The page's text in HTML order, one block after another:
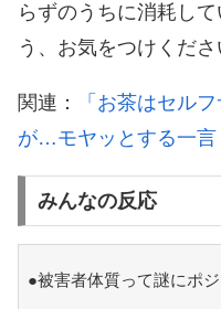
らずのうちに消耗し
う、お気をつけくださ
関連：
「お茶はセル
が…モヤッとする一言
みんなの反応
●被害者体質って謎にポ